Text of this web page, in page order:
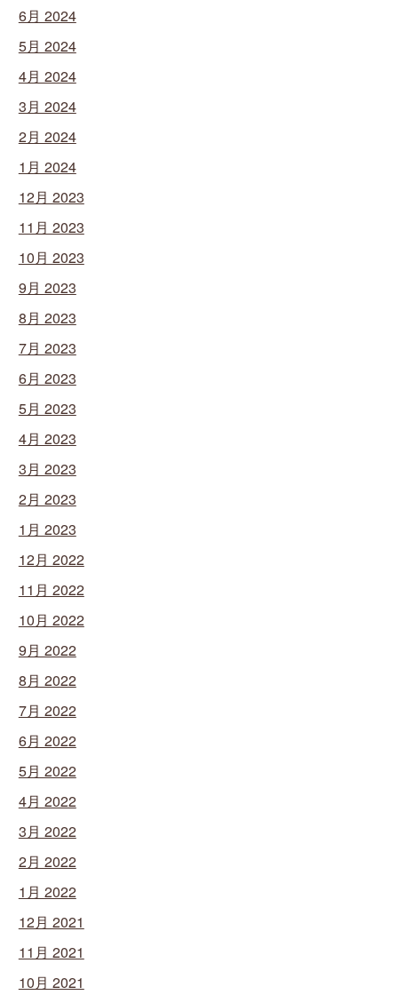
6月 2024
5月 2024
4月 2024
3月 2024
2月 2024
1月 2024
12月 2023
11月 2023
10月 2023
9月 2023
8月 2023
7月 2023
6月 2023
5月 2023
4月 2023
3月 2023
2月 2023
1月 2023
12月 2022
11月 2022
10月 2022
9月 2022
8月 2022
7月 2022
6月 2022
5月 2022
4月 2022
3月 2022
2月 2022
1月 2022
12月 2021
11月 2021
10月 2021